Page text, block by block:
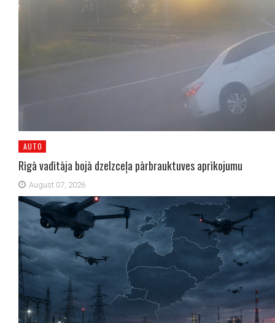
AUTO
Rīgā vadītāja bojā dzelzceļa pārbrauktuves aprīkojumu
August 07, 2026